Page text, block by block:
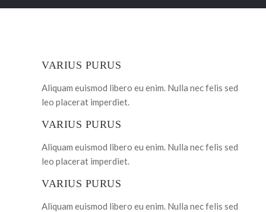
VARIUS PURUS
Aliquam euismod libero eu enim. Nulla nec felis sed
leo placerat imperdiet.
VARIUS PURUS
Aliquam euismod libero eu enim. Nulla nec felis sed
leo placerat imperdiet.
VARIUS PURUS
Aliquam euismod libero eu enim. Nulla nec felis sed